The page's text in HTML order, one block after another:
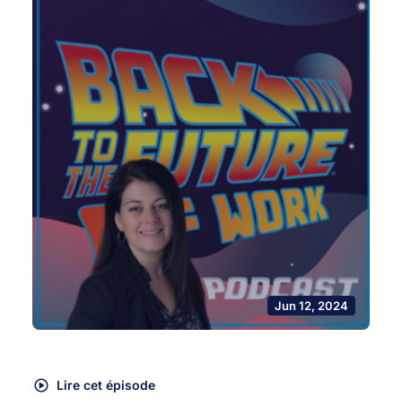
Jun 12, 2024
Lire cet épisode